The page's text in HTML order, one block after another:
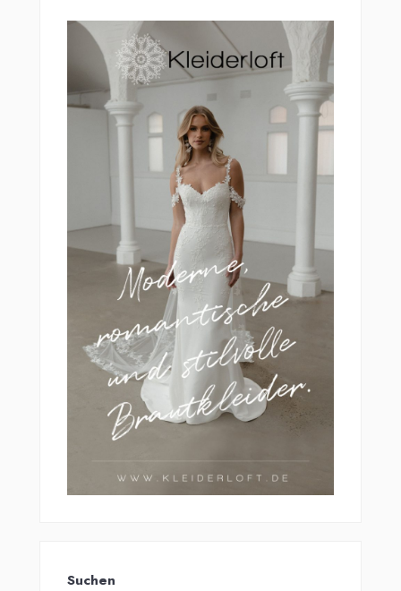
Suchen